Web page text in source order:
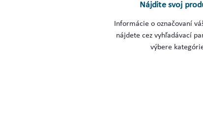
Nájdite svoj
Informácie o označovaní
nájdete cez vyhľadávací
výbere